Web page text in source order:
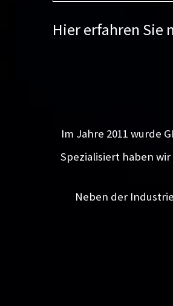
Hier erfahren Sie
Im Jahre 2011 wurde
Spezialisiert haben
Neben der